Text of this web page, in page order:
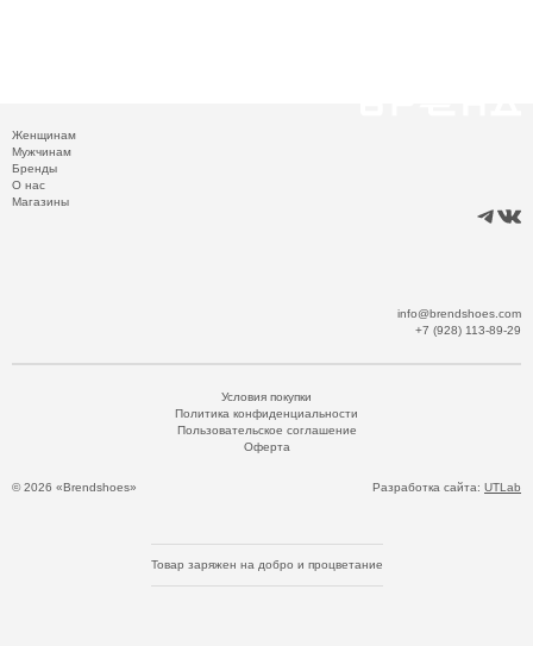
Женщинам
Мужчинам
Бренды
О нас
Магазины
info@brendshoes.com
+7 (928) 113-89-29
© 2026 «Brendshoes»
Условия покупки
Политика конфиденциальности
Пользовательское соглашение
Оферта
Разработка сайта: UTLab
Товар заряжен на добро и процветание